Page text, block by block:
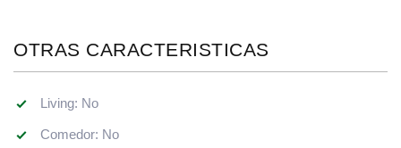
OTRAS CARACTERISTICAS
Living: No
Comedor: No